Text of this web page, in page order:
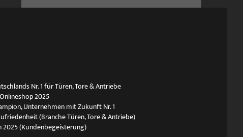
Nr. 1 für Türen, Tore & Antriebe
2025
Unternehmen mit Zukunft Nr. 1
(Branche Türen, Tore & Antriebe)
2025 (Kundenbegeisterung)